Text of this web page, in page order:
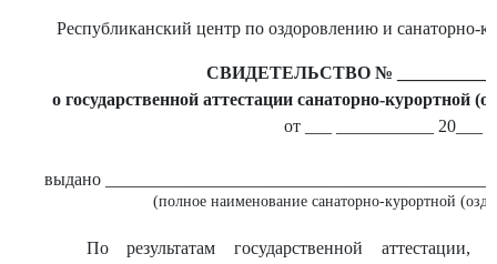
Республиканский центр по оздоровлению и санаторно-
СВИДЕТЕЛЬСТВО №
о государственной аттестации санаторно-курортной
от ___ ___________ 20___ г.
выдано
(полное наименование санаторно-курортной
По результатам государственной аттестации,